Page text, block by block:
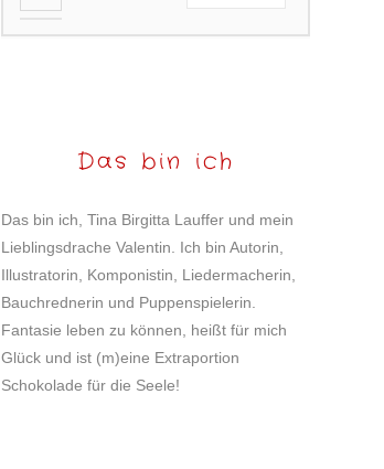
Das bin ich
Das bin ich, Tina Birgitta Lauffer und mein
Lieblingsdrache Valentin. Ich bin Autorin,
Illustratorin, Komponistin, Liedermacherin,
Bauchrednerin und Puppenspielerin.
Fantasie leben zu können, heißt für mich
Glück und ist (m)eine Extraportion
Schokolade für die Seele!